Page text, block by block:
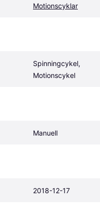
Motionscyklar
Spinningcykel,
Motionscykel
Manuell
2018-12-17